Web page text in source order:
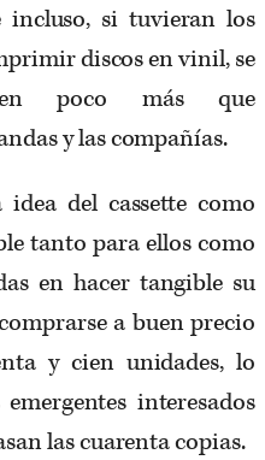
si tuvieran los
discos en vinil, se
poco más que
y las compañías.
del cassette como
tanto para ellos como
en hacer tangible su
a buen precio
y cien unidades, lo
interesados
las cuarenta copias.